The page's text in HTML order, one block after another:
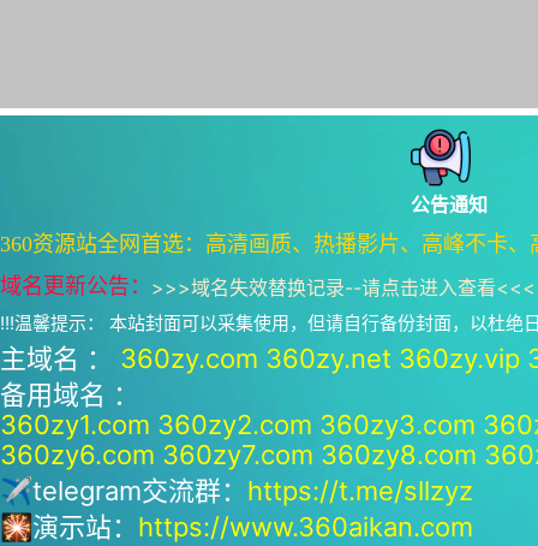
公告通知
360资源站全网首选：高清画质、热播影片、高峰不卡
域名更新公告： >>>域名失效替换记录--请点击进入查看<<<
!!!温馨提示： 本站封面可以采集使用，但请自行备份封面，以杜绝
主域名 ： 360zy.com 360zy.net 360zy.vip
备用域名 ：
360zy1.com 360zy2.com 360zy3.com
360zy6.com 360zy7.com 360zy8.com
✈telegram交流群： https://t.me/sllzyz
🎇演示站： https://www.360aikan.com